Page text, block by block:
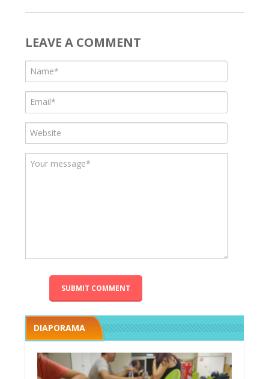
LEAVE A COMMENT
DIAPORAMA